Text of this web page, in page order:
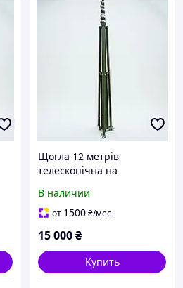
Щогла 12 метрів
телескопічна на
Стандартна комплектація
В наличии
от 1500₴/мес
15 000₴
Купить